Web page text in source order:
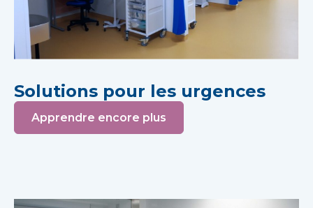
Solutions pour les urgences
Apprendre encore plus